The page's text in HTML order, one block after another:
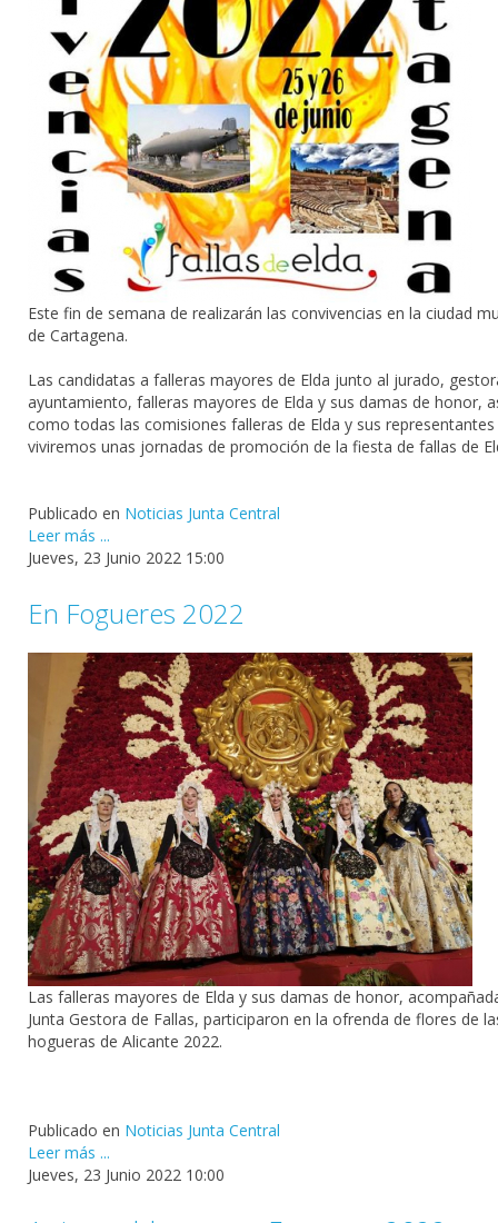
Este fin de semana de realizarán las convivencias en la ciudad
de Cartagena.
Las candidatas a falleras mayores de Elda junto al jurado,
ayuntamiento, falleras mayores de Elda y sus damas de honor,
como todas las comisiones falleras de Elda y sus representantes
viviremos unas jornadas de promoción de la fiesta de fallas de
Publicado en Noticias Junta Central
Leer más ...
Jueves, 23 Junio 2022 15:00
En Fogueres 2022
Las falleras mayores de Elda y sus damas de honor,
Junta Gestora de Fallas, participaron en la ofrenda de flores de
hogueras de Alicante 2022.
Publicado en Noticias Junta Central
Leer más ...
Jueves, 23 Junio 2022 10:00